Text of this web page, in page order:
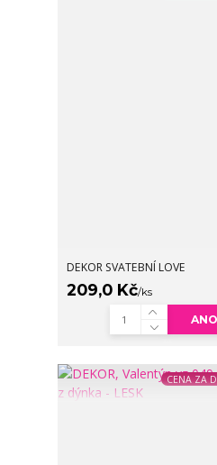
DEKOR SVATEBNÍ LOVE
209,0 Kč/ks
CENA ZA